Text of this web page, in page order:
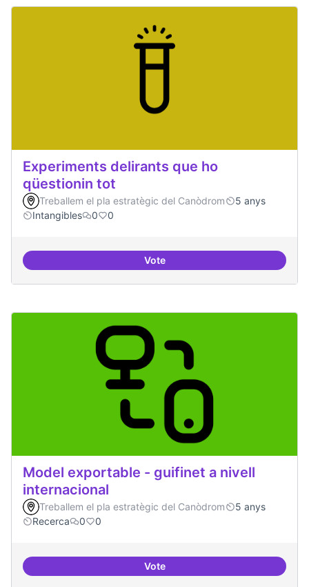
Experiments delirants que ho
qüestionin tot
Treballem el pla estratègic del Canòdrom
5 anys
Intangibles
0 0
VoteExperiments delirants que ho
Model exportable - guifinet a nivell
internacional
Treballem el pla estratègic del Canòdrom
5 anys
Recerca
0 0
VoteModel exportable - guifinet a